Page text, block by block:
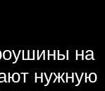
на
нужную